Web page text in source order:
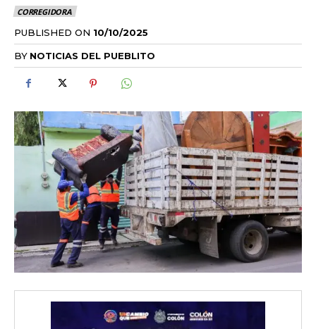
CORREGIDORA
PUBLISHED ON 10/10/2025
BY NOTICIAS DEL PUEBLITO